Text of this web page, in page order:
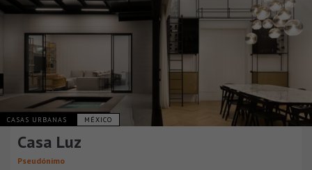
CASAS URBANAS MÉXICO
Casa Luz
Pseudónimo